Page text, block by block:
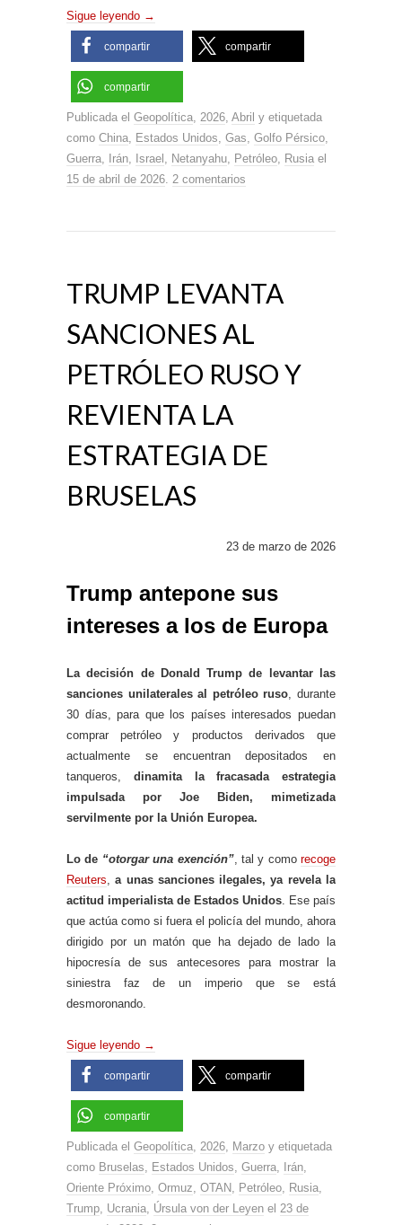
Sigue leyendo →
compartir compartir
compartir
Publicada el Geopolítica 2026 Abril y etiquetada
como China Estados Unidos Gas Golfo Pérsico
Guerra
Irán Israel Netanyahu Petróleo Rusia el
15 de abril de 2026 2 comentarios
TRUMP LEVANTA
SANCIONES AL
PETRÓLEO RUSO Y
REVIENTA LA
ESTRATEGIA DE
BRUSELAS
23 de marzo de 2026
Trump antepone sus
intereses a los de Europa
La decisión de Donald Trump de levantar las
sanciones unilaterales al petróleo ruso , durante
30 días, para que los países interesados puedan
comprar petróleo y productos derivados que
actualmente se encuentran depositados en
tanqueros, dinamita la fracasada estrategia
impulsada por Joe Biden, mimetizada
servilmente por la Unión Europea.
Lo de “otorgar una exención”, tal y como recoge
Reuters ,a unas sanciones ilegales, ya revela la
actitud imperialista de Estados Unidos . Ese país
que actúa como si fuera el policía del mundo, ahora
dirigido por un matón que ha dejado de lado la
hipocresía de sus antecesores para mostrar la
siniestra faz de un imperio que se está
desmoronando.
Sigue leyendo →
compartir compartir
compartir
Publicada el Geopolítica 2026 Marzo y etiquetada
como Bruselas Estados Unidos Guerra Irán
Oriente Próximo Ormuz OTAN Petróleo Rusia
Trump Ucrania Úrsula von der Leyen el 23 de